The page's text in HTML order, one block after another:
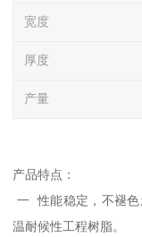
宽度
厚度
产量
产品特点：
一 性能稳定，不褪
温耐候性工程树脂。